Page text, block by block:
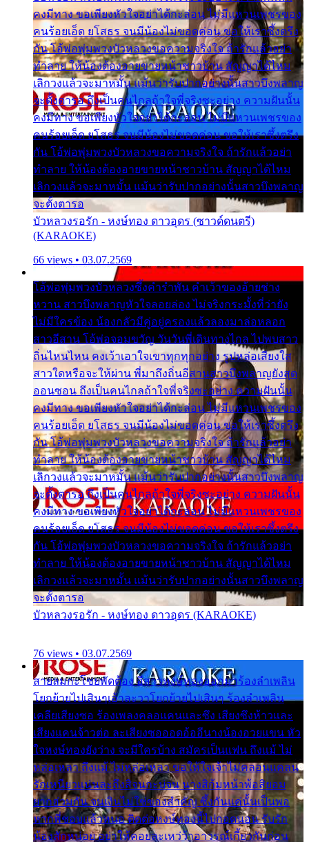
คงมีทาง ขอเพียงหัวใจอย่าได้กะล่อน ไม่มีแหวนเพชรของ
คนร้อยเอ็ด ยโสธร จนมีน้องไม่ขอดค่อน ขอให้เราซึ้งตรึง
กัน โอ้พ่อพุ่มพวงบัวหลวงขอความจริงใจ ถ้ารักแล้วอย่า
ทำลาย ให้น้องต้องอายขายหน้าชาวบ้าน สัญญาได้ไหม
เลิกวงแล้วจะมาหมั้น แม้นว่ารับปากอย่างนั้นสาวบึงพลาญ
จะตั้งตารอ ถึงเป็นคนไกลถ้าใจพี่จริงซะอย่าง ความฝันนั้น
คงมีทาง ขอเพียงหัวใจอย่าได้กะล่อน ไม่มีแหวนเพชรของ
คนร้อยเอ็ด ยโสธร จนมีน้องไม่ขอดค่อน ขอให้เราซึ้งตรึง
กัน โอ้พ่อพุ่มพวงบัวหลวงขอความจริงใจ ถ้ารักแล้วอย่า
ทำลาย ให้น้องต้องอายขายหน้าชาวบ้าน สัญญาได้ไหม
เลิกวงแล้วจะมาหมั้น แม้นว่ารับปากอย่างนั้นสาวบึงพลาญ
จะตั้งตารอ
บัวหลวงรอรัก - หงษ์ทอง ดาวอุดร (ซาวด์ดนตรี)
(KARAOKE)
66 views • 03.07.2569
โอ้พ่อพุ่มพวงบัวหลวงซึ้งคำรำพัน คำเว้าของอ้ายช่าง
หวาน สาวบึงพลาญหัวใจลอยล่อง ไม่จริงกระมั้งที่ว่ายัง
ไม่มีใครข้อง น้องกลัวมีคู่อยู่ครองแล้วลองมาล่อหลอก
สาวอีสาน โอ้พ่อจอมขวัญ วันวันพี่เดินทางไกล ไปพบสาว
ถิ่นไหนไหน คงเว้าเอาใจเขาทุกทุกอย่าง รูปหล่อเสียงใส
สาวใดหรือจะให้ผ่าน พี่มาถึงถิ่นอีสานสาวบึงพลาญยังสุด
ออนซอน ถึงเป็นคนไกลถ้าใจพี่จริงซะอย่าง ความฝันนั้น
คงมีทาง ขอเพียงหัวใจอย่าได้กะล่อน ไม่มีแหวนเพชรของ
คนร้อยเอ็ด ยโสธร จนมีน้องไม่ขอดค่อน ขอให้เราซึ้งตรึง
กัน โอ้พ่อพุ่มพวงบัวหลวงขอความจริงใจ ถ้ารักแล้วอย่า
ทำลาย ให้น้องต้องอายขายหน้าชาวบ้าน สัญญาได้ไหม
เลิกวงแล้วจะมาหมั้น แม้นว่ารับปากอย่างนั้นสาวบึงพลาญ
จะตั้งตารอ ถึงเป็นคนไกลถ้าใจพี่จริงซะอย่าง ความฝันนั้น
คงมีทาง ขอเพียงหัวใจอย่าได้กะล่อน ไม่มีแหวนเพชรของ
คนร้อยเอ็ด ยโสธร จนมีน้องไม่ขอดค่อน ขอให้เราซึ้งตรึง
กัน โอ้พ่อพุ่มพวงบัวหลวงขอความจริงใจ ถ้ารักแล้วอย่า
ทำลาย ให้น้องต้องอายขายหน้าชาวบ้าน สัญญาได้ไหม
เลิกวงแล้วจะมาหมั้น แม้นว่ารับปากอย่างนั้นสาวบึงพลาญ
จะตั้งตารอ
บัวหลวงรอรัก - หงษ์ทอง ดาวอุดร (KARAOKE)
76 views • 03.07.2569
สายลมกะโชยพัดต้อง อีสาวหงษ์ทองออกมาร้องลำเพลิน
โยกย้ายไปเสินๆเอ้าละวาโยกย้ายไปเสินๆ ร้องลำเพลิน
เคลียเสียงซอ ร้องเพลงคลอแคนและซึง เสียงซึงห้าวและ
เสียงแคนจ้าวต่อ ละเสียงซอออดอ้ออีนางน้องอวยแขน หัว
ใจหงษ์ทองยังว่าง จะมีใครบ้าง สมัครเป็นแฟน ถึงแม้ ไม่
หล่อเหลา ถึงแม้ ไม่หล่อเหลา ขอให้ใจเจ้าไม่คลอนแคลน
รักเหนียวแน่นละถึงสิจนกะบ่จน นางสิก้มหน้าพ้อสิยอม
ยากฮ่วมกัน จนเงินไม่ใช่ของสำคัญ ซึ้งกันแค่นั้นเป็นพอ
หากพี่ชอบแล้วหนอ ติดต่อหงษ์ทองนี้ไปกอดนอน รับรัก
น้องสักหน่อย อย่าให้คอยละเหว่ว้าอาวรณ์เกี้ยวกันก่อน